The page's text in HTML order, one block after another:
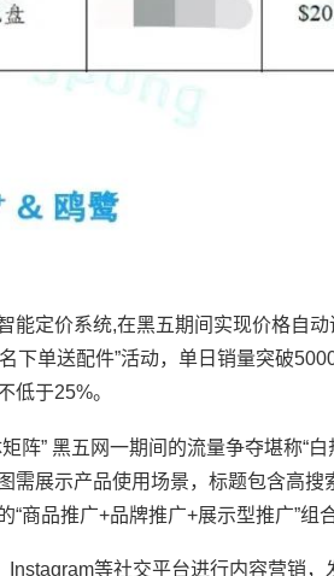
能定价系统,在黑五期间实现价格自
下单送配件”活动，单日销量突破
低于25%。
阵” 黑五网一期间的流量争夺堪称“
需展示产品使用场景，标题包含高
“商品推广+品牌推广+展示型推广”
等社交平台进行内容营销